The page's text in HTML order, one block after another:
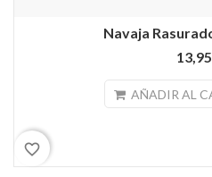
Navaja
AÑADIR AL
favorite_border